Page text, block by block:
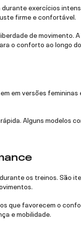
exercícios
firme e confortável.
de movimento.
o conforto ao longo
em versões femininas
Alguns modelos
os treinos. São
que favorecem o
e mobilidade.